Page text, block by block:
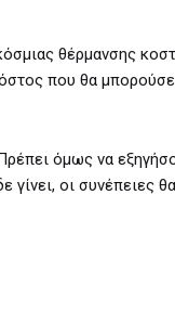
θέρμανσης
που θα
όμως να
οι συνέπειες